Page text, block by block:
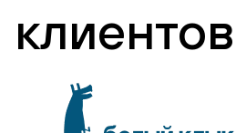
клиентов